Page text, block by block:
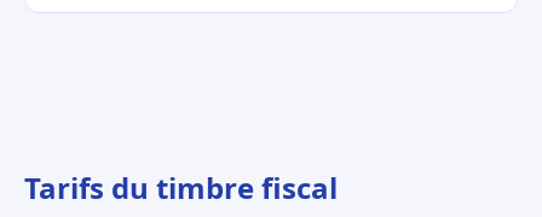
Tarifs du timbre fiscal